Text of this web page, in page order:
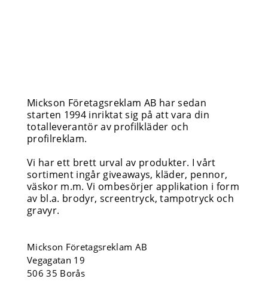
Mickson Företagsreklam AB har sedan
starten 1994 inriktat sig på att vara din
totalleverantör av profilkläder och
profilreklam.
Vi har ett brett urval av produkter. I vårt
sortiment ingår giveaways, kläder, pennor,
väskor m.m. Vi ombesörjer applikation i form
av bl.a. brodyr, screentryck, tampotryck och
gravyr.
Mickson Företagsreklam AB
Vegagatan 19
506 35 Borås